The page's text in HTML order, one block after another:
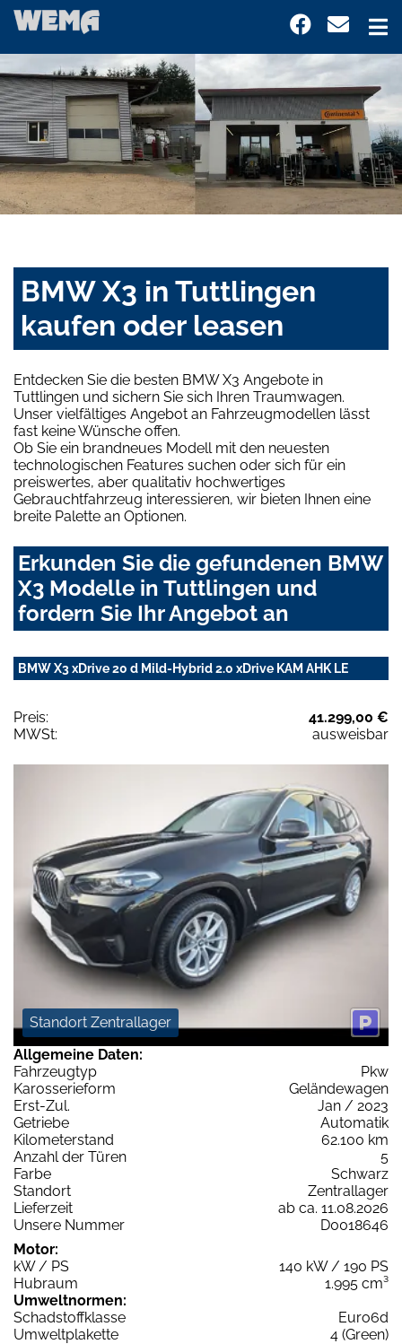
BMW X3 in Tuttlingen
kaufen oder leasen
Entdecken Sie die besten BMW X3 Angebote in
Tuttlingen und sichern Sie sich Ihren Traumwagen.
Unser vielfältiges Angebot an Fahrzeugmodellen lässt
fast keine Wünsche offen.
Ob Sie ein brandneues Modell mit den neuesten
technologischen Features suchen oder sich für ein
preiswertes, aber qualitativ hochwertiges
Gebrauchtfahrzeug interessieren, wir bieten Ihnen eine
breite Palette an Optionen.
Erkunden Sie die gefundenen BMW
X3 Modelle in Tuttlingen und
fordern Sie Ihr Angebot an
BMW X3 xDrive 20 d Mild-Hybrid 2.0 xDrive KAM AHK LE
Preis:
41.299,00 €
MWSt:
ausweisbar
Standort Zentrallager
Allgemeine Daten:
Fahrzeugtyp
Pkw
Karosserieform
Geländewagen
Erst-Zul.
Jan / 2023
Getriebe
Automatik
Kilometerstand
62.100 km
Anzahl der Türen
5
Farbe
Schwarz
Standort
Zentrallager
Lieferzeit
ab ca. 11.08.2026
Unsere Nummer
D0018646
Motor:
kW / PS
140 kW / 190 PS
Hubraum
1.995 cm³
Umweltnormen:
Schadstoffklasse
Euro6d
Umweltplakette
4 (Green)